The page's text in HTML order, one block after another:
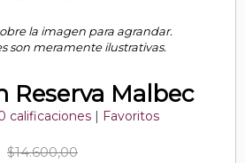
la imagen para agrandar.
son meramente ilustrativas.
Reserva Malbec
calificaciones| Favoritos
$14.600,00